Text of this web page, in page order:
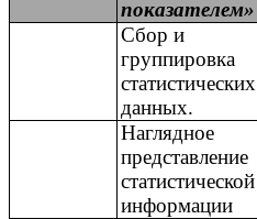
показателем»
Сбор и
группировка
статистических
данных.
Наглядное
представление
статистической
информации